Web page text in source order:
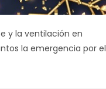
y la ventilación en
la emergencia por el